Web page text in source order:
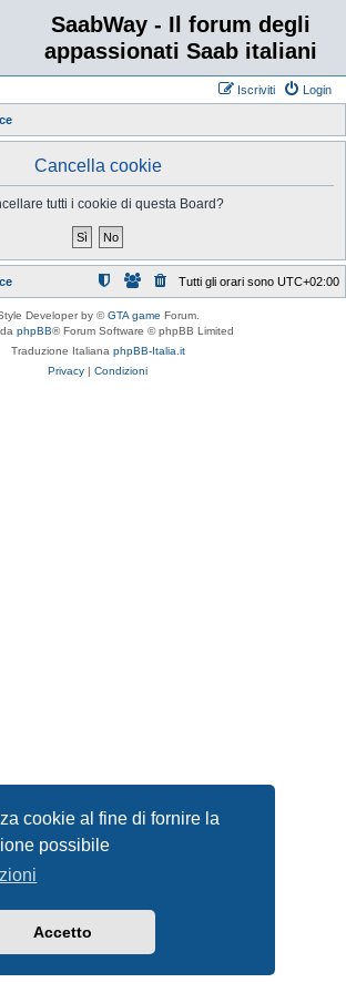
cookie al fine di fornire la
possibile
Accetto
SaabWay - Il forum degli
appassionati Saab italiani
Login
Iscriviti
Cancella cookie
tutti i cookie di questa Board?
Tutti gli orari sono UTC+02:00
Developer by ©GTA game Forum.
phpBB® Forum Software © phpBB Limited
Traduzione Italiana phpBB-Italia.it
Privacy | Condizioni